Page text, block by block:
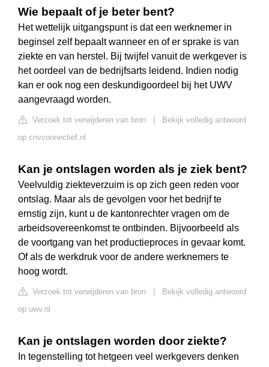
Wie bepaalt of je beter bent?
Het wettelijk uitgangspunt is dat een werknemer in
beginsel zelf bepaalt wanneer en of er sprake is van
ziekte en van herstel. Bij twijfel vanuit de werkgever is
het oordeel van de bedrijfsarts leidend. Indien nodig
kan er ook nog een deskundigoordeel bij het UWV
aangevraagd worden.
Verzoek tot verwijderen van bron
Bekijk volledig antwoord
op cnvconnectief.nl
Kan je ontslagen worden als je ziek bent?
Veelvuldig ziekteverzuim is op zich geen reden voor
ontslag. Maar als de gevolgen voor het bedrijf te
ernstig zijn, kunt u de kantonrechter vragen om de
arbeidsovereenkomst te ontbinden. Bijvoorbeeld als
de voortgang van het productieproces in gevaar komt.
Of als de werkdruk voor de andere werknemers te
hoog wordt.
Verzoek tot verwijderen van bron
Bekijk volledig antwoord
op uwv.nl
Kan je ontslagen worden door ziekte?
In tegenstelling tot hetgeen veel werkgevers denken